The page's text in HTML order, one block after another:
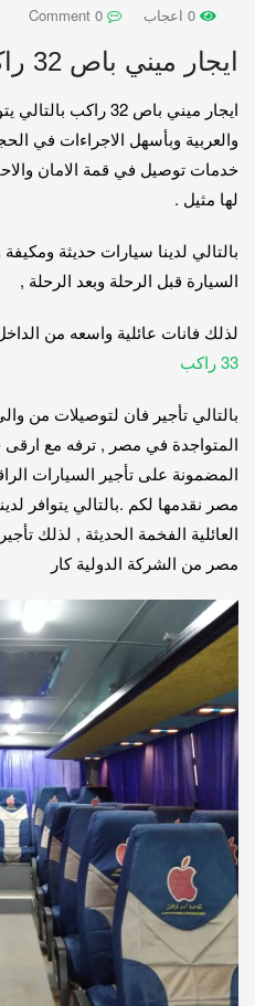
ايجار ميني باص 32 راكب 01067451866
ايجار ميني باص 32
والعربية وبأسهل الاجراءات في
خدمات توصيل في قمة الامان
لها مثيل .
بالتالي لدينا سيارات حديثة
السيارة قبل الرحلة وبعد الرحلة ,
لذلك فانات عائلية واسعه من
33 راكب
بالتالي تأجير فان لتوصيلات من
المتواجدة في مصر , ترفه مع ارقى
المضمونة على تأجير السيارات
مصر نقدمها لكم .بالتالي يتوافر
العائلية الفخمة الحديثة , لذلك
مصر من الشركة الدولية كار